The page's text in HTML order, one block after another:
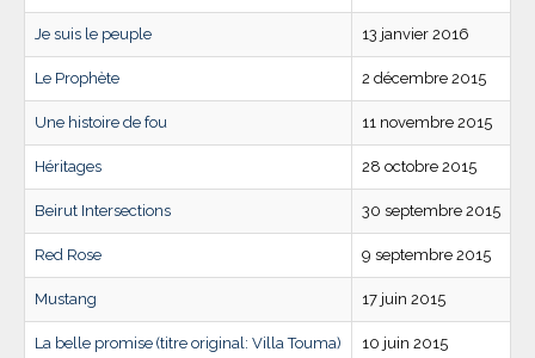
Je suis le peuple 13 janvier 2016
Le Prophète 2 décembre 2015
Une histoire de fou 11 novembre 2015
Héritages 28 octobre 2015
Beirut Intersections 30 septembre 2015
Red Rose 9 septembre 2015
Mustang 17 juin 2015
La belle promise (titre original: Villa Touma) 10 juin 2015